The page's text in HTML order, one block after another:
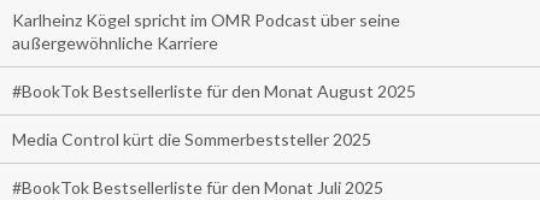
Karlheinz Kögel spricht im OMR Podcast über seine
außergewöhnliche Karriere
#BookTok Bestsellerliste für den Monat August 2025
Media Control kürt die Sommerbeststeller 2025
#BookTok Bestsellerliste für den Monat Juli 2025